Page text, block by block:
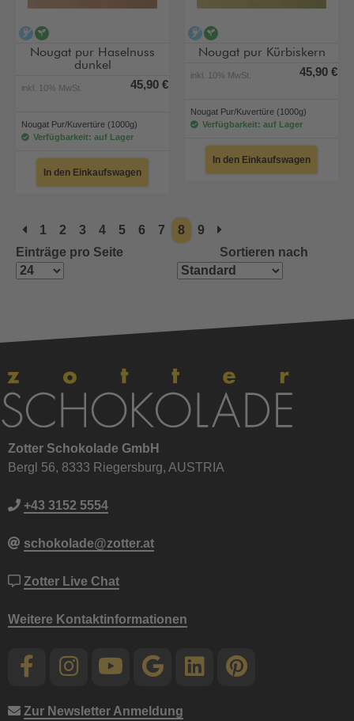
alkoholfrei
Nougat pur Haselnuss
dunkel
inkl. 10% MwSt. 45,90 €
Nougat Pur/Kuvertüre (1000g)
Verfügbarkeit: auf Lager
In den Einkaufswagen
alkoholfrei
Nougat pur Kürbiskern
inkl. 10% MwSt. 45,90 €
Nougat Pur/Kuvertüre (1000g)
Verfügbarkeit: auf Lager
In den Einkaufswagen
1 2 3 4 5 6 7 8
9
Einträge pro Seite
Sortieren nach
Zotter Schokolade GmbH
Bergl 56, 8333 Riegersburg, AUSTRIA
+43 3152 5554
schokolade@zotter.at
Zotter Live Chat
Weitere Kontaktinformationen
Zur Newsletter Anmeldung